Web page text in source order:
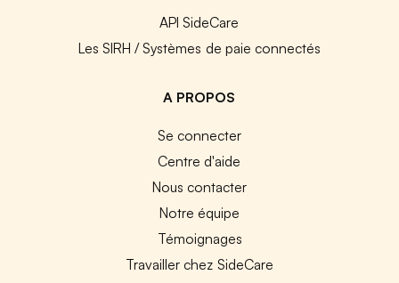
API SideCare
Les SIRH / Systèmes de paie connectés
A PROPOS
Se connecter
Centre d'aide
Nous contacter
Notre équipe
Témoignages
Travailler chez SideCare